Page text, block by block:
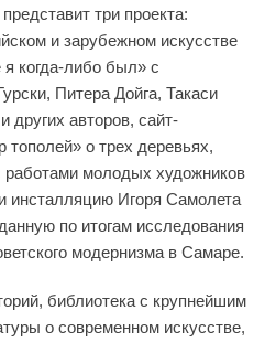
три проекта:
и зарубежном искусстве
когда-либо был» с
Питера Дойга, Такаси
других авторов, сайт-
о трех деревьях,
работами молодых художников
инсталляцию Игоря Самолета
по итогам исследования
модернизма в Самаре.
библиотека с крупнейшим
о современном искусстве,